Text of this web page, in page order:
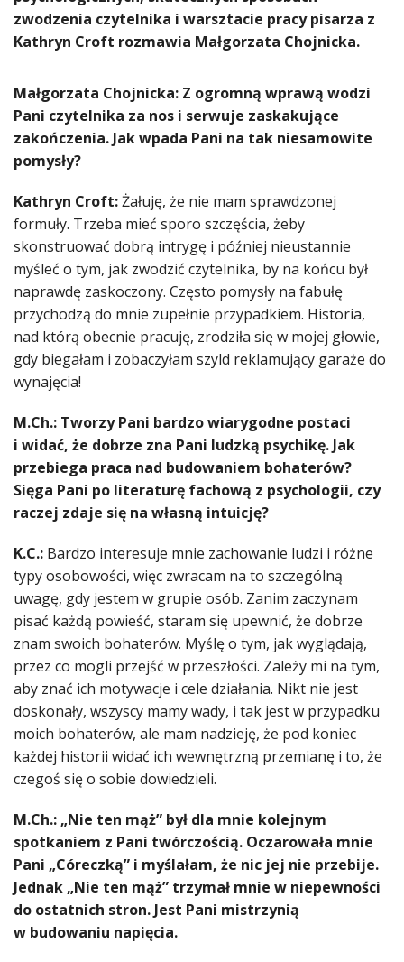
zwodzenia czytelnika i warsztacie pracy pisarza z
Kathryn Croft rozmawia Małgorzata Chojnicka.
Małgorzata Chojnicka: Z ogromną wprawą wodzi
Pani czytelnika za nos i serwuje zaskakujące
zakończenia. Jak wpada Pani na tak niesamowite
pomysły?
Kathryn Croft:Żałuję, że nie mam sprawdzonej
formuły. Trzeba mieć sporo szczęścia, żeby
skonstruować dobrą intrygę i później nieustannie
myśleć o tym, jak zwodzić czytelnika, by na końcu był
naprawdę zaskoczony. Często pomysły na fabułę
przychodzą do mnie zupełnie przypadkiem. Historia,
nad którą obecnie pracuję, zrodziła się w mojej głowie,
gdy biegałam i zobaczyłam szyld reklamujący garaże do
wynajęcia!
M.Ch.: Tworzy Pani bardzo wiarygodne postaci
i widać, że dobrze zna Pani ludzką psychikę. Jak
przebiega praca nad budowaniem bohaterów?
Sięga Pani po literaturę fachową z psychologii, czy
raczej zdaje się na własną intuicję?
K.C.: Bardzo interesuje mnie zachowanie ludzi i różne
typy osobowości, więc zwracam na to szczególną
uwagę, gdy jestem w grupie osób. Zanim zaczynam
pisać każdą powieść, staram się upewnić, że dobrze
znam swoich bohaterów. Myślę o tym, jak wyglądają,
przez co mogli przejść w przeszłości. Zależy mi na tym,
aby znać ich motywacje i cele działania. Nikt nie jest
doskonały, wszyscy mamy wady, i tak jest w przypadku
moich bohaterów, ale mam nadzieję, że pod koniec
każdej historii widać ich wewnętrzną przemianę i to, że
czegoś się o sobie dowiedzieli.
M.Ch.: „Nie ten mąż” był dla mnie kolejnym
spotkaniem z Pani twórczością. Oczarowała mnie
Pani „Córeczką” i myślałam, że nic jej nie przebije.
Jednak „Nie ten mąż” trzymał mnie w niepewności
do ostatnich stron. Jest Pani mistrzynią
w budowaniu napięcia.